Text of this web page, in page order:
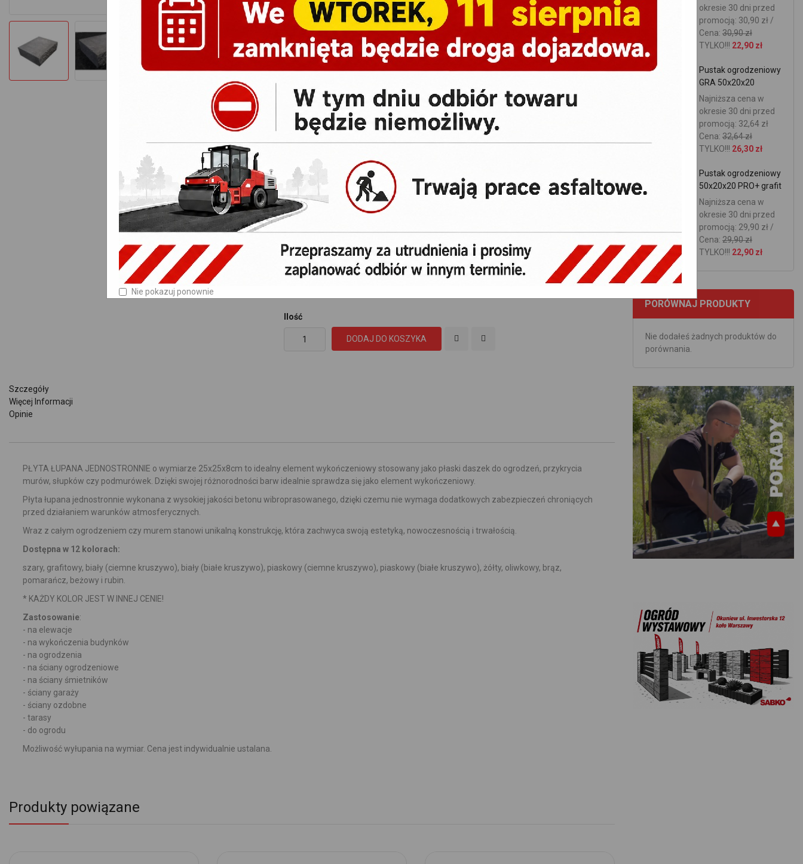
Dostępne warianty/kolory
Ilość
DODAJ DO KOSZYKA
Szczegóły
Więcej Informacji
Opinie
PŁYTA ŁUPANA JEDNOSTRONNIE o wymiarze 25x25x8cm to idealny element wykończeniowy stosowany jako płaski daszek do ogrodzeń, przykrycia
murów, słupków czy podmurówek. Dzięki swojej różnorodności barw idealnie sprawdza się jako element wykończeniowy.
Płyta łupana jednostronnie wykonana z wysokiej jakości betonu wibroprasowanego, dzięki czemu nie wymaga dodatkowych zabezpieczeń chroniących
przed działaniem warunków atmosferycznych.
Wraz z całym ogrodzeniem czy murem stanowi unikalną konstrukcję, która zachwyca swoją estetyką, nowoczesnością i trwałością.
Dostępna w 12 kolorach:
szary, grafitowy, biały (ciemne kruszywo), biały (białe kruszywo), piaskowy (ciemne kruszywo), piaskowy (białe kruszywo), żółty, oliwkowy, brąz,
pomarańcz, beżowy i rubin.
* KAŻDY KOLOR JEST W INNEJ CENIE!
Zastosowanie:
- na elewacje
- na wykończenia budynków
- na ogrodzenia
- na ściany ogrodzeniowe
- na ściany śmietników
- ściany garaży
- ściany ozdobne
- tarasy
- do ogrodu
Możliwość wyłupania na wymiar. Cena jest indywidualnie ustalana.
Produkty powiązane
okresie 30 dni przed
promocją: 30,90 zł /
Cena: 30,90 zł
TYLKO!!! 22,90 zł
Pustak ogrodzeniowy
GRA 50x20x20
Najniższa cena w
okresie 30 dni przed
promocją: 32,64 zł
Cena: 32,64 zł
TYLKO!!! 26,30 zł
Pustak ogrodzeniowy
50x20x20 PRO+ grafit
Najniższa cena w
okresie 30 dni przed
promocją: 29,90 zł /
Cena: 29,90 zł
TYLKO!!! 22,90 zł
PORÓWNAJ PRODUKTY
Nie dodałeś żadnych produktów do
porównania.
Nie pokazuj ponownie